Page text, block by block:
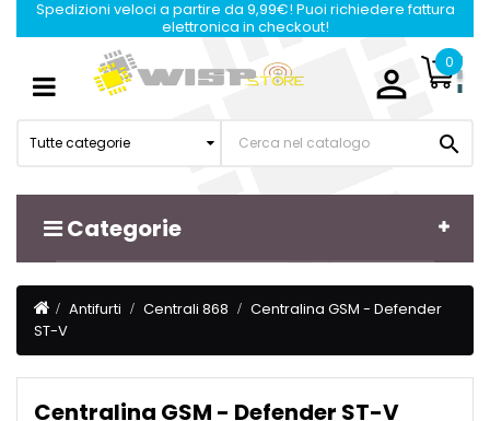
Spedizioni veloci a partire da 9,99€! Puoi richiedere fattura
elettronica in checkout!

0
Tutte categorie 
Categorie
Toggle
Antifurti Centrali 868
Centralina GSM - Defender
ST-V
Centralina GSM - Defender ST-V